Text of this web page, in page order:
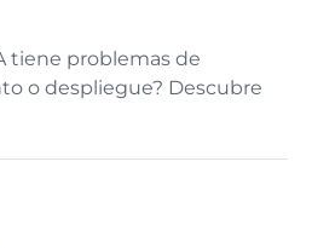
tiene problemas de
o despliegue? Descubre